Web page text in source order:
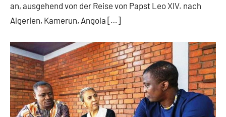
an, ausgehend von der Reise von Papst Leo XIV. nach
Algerien, Kamerun, Angola […]